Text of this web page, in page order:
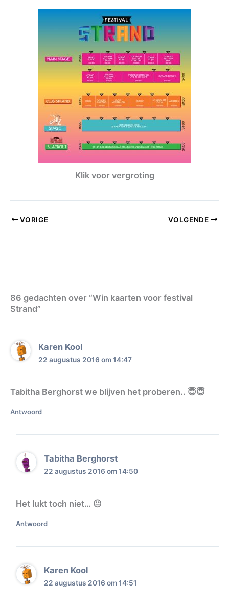
Klik voor vergroting
VORIGE VOLGENDE
86 gedachten over “Win kaarten voor festival
Strand”
Karen Kool
22 augustus 2016 om 14:47
Tabitha Berghorst we blijven het proberen.. 😇😇
Antwoord
Tabitha Berghorst
22 augustus 2016 om 14:50
Het lukt toch niet… 😐
Antwoord
Karen Kool
22 augustus 2016 om 14:51